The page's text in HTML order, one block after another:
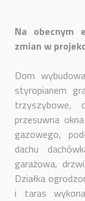
Na obecnym
zmian w
Dom
styropianem
trzyszybowe,
przesuwna
gazowego,
dachu
garażowa,
Działka
i taras